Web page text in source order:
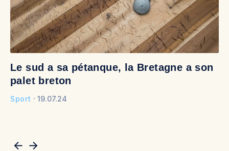
Le sud a sa pétanque, la Bretagne a son
palet breton
Sport 19.07.24